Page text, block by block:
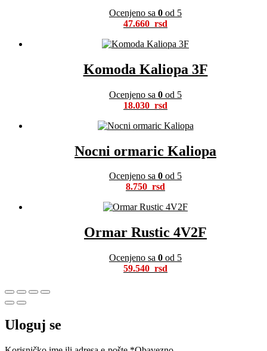
Ocenjeno sa 0 od 5
47.660
Komoda Kaliopa 3F
Ocenjeno sa 0 od 5
18.030
Nocni ormaric Kaliopa
Ocenjeno sa 0 od 5
8.750
Ormar Rustic 4V2F
Ocenjeno sa 0 od 5
59.540
Uloguj se